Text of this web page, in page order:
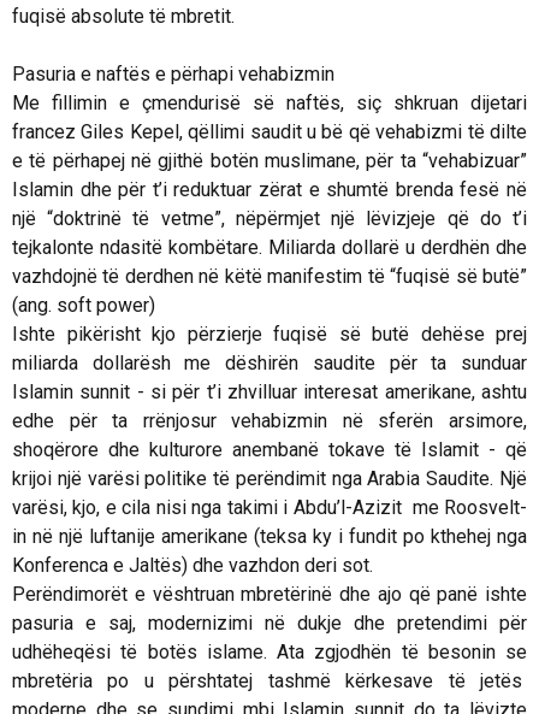
fuqisë absolute të mbretit.
Pasuria e naftës e përhapi vehabizmin
Me fillimin e çmendurisë së naftës, siç shkruan dijetari
francez Giles Kepel, qëllimi saudit u bë që vehabizmi të dilte
e të përhapej në gjithë botën muslimane, për ta “vehabizuar”
Islamin dhe për t’i reduktuar zërat e shumtë brenda fesë në
një “doktrinë të vetme”, nëpërmjet një lëvizjeje që do t’i
tejkalonte ndasitë kombëtare. Miliarda dollarë u derdhën dhe
vazhdojnë të derdhen në këtë manifestim të “fuqisë së butë”
(ang. soft power)
Ishte pikërisht kjo përzierje fuqisë së butë dehëse prej
miliarda dollarësh me dëshirën saudite për ta sunduar
Islamin sunnit - si për t’i zhvilluar interesat amerikane, ashtu
edhe për ta rrënjosur vehabizmin në sferën arsimore,
shoqërore dhe kulturore anembanë tokave të Islamit - që
krijoi një varësi politike të perëndimit nga Arabia Saudite. Një
varësi, kjo, e cila nisi nga takimi i Abdu’l-Azizit me Roosvelt-
in në një luftanije amerikane (teksa ky i fundit po kthehej nga
Konferenca e Jaltës) dhe vazhdon deri sot.
Perëndimorët e vështruan mbretërinë dhe ajo që panë ishte
pasuria e saj, modernizimi në dukje dhe pretendimi për
udhëheqësi të botës islame. Ata zgjodhën të besonin se
mbretëria po u përshtatej tashmë kërkesave të jetës
moderne dhe se sundimi mbi Islamin sunnit do ta lëvizte